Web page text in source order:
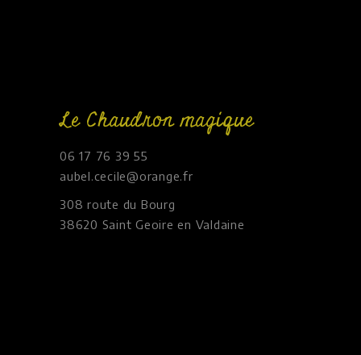
Le Chaudron magique
06 17 76 39 55
aubel.cecile@orange.fr
308 route du Bourg
38620 Saint Geoire en Valdaine